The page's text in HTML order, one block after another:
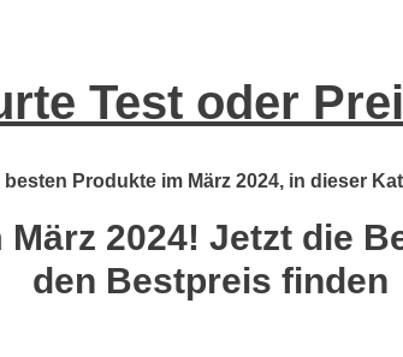
Test oder
Produkte im März 2024, in dieser
2024! Jetzt die
den Bestpreis finden